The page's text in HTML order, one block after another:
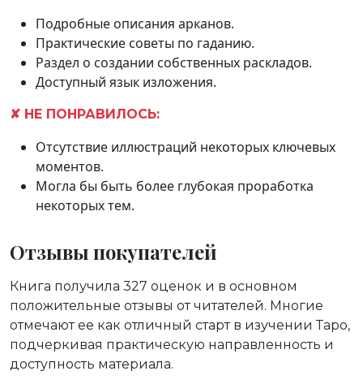
Подробные описания арканов.
Практические советы по гаданию.
Раздел о создании собственных раскладов.
Доступный язык изложения.
✘ НЕ ПОНРАВИЛОСЬ:
Отсутствие иллюстраций некоторых ключевых
моментов.
Могла бы быть более глубокая проработка
некоторых тем.
Отзывы покупателей
Книга получила 327 оценок и в основном
положительные отзывы от читателей. Многие
отмечают ее как отличный старт в изучении Таро,
подчеркивая практическую направленность и
доступность материала.